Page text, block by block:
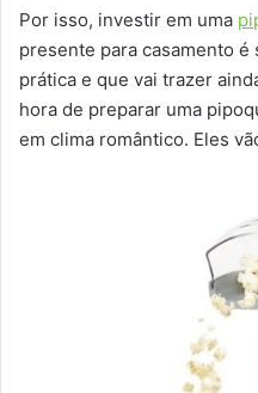
Por isso, investir em uma
presente para casamento
prática e que vai trazer
hora de preparar uma
em clima romântico. Eles